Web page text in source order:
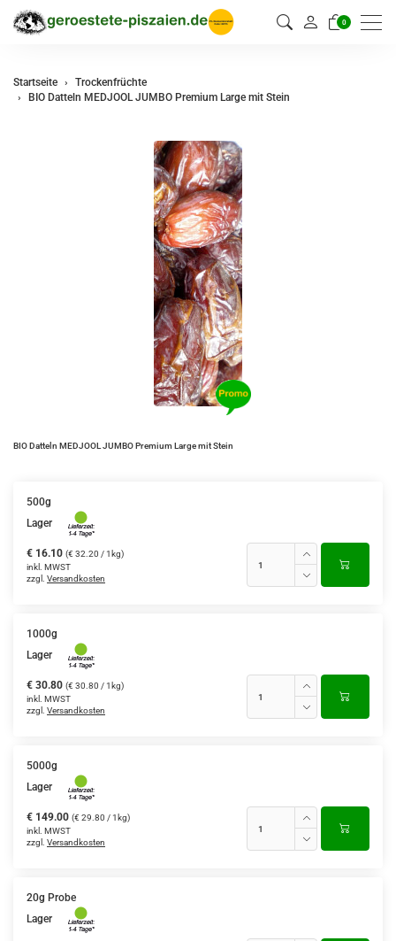
0
Startseite
Trockenfrüchte
BIO Datteln MEDJOOL JUMBO Premium Large mit Stein
BIO Datteln MEDJOOL JUMBO Premium Large mit Stein
500g
Lager
€ 16.10 (€ 32.20 / 1kg)
inkl. MWST
zzgl. Versandkosten
1000g
Lager
€ 30.80 (€ 30.80 / 1kg)
inkl. MWST
zzgl. Versandkosten
5000g
Lager
€ 149.00 (€ 29.80 / 1kg)
inkl. MWST
zzgl. Versandkosten
20g Probe
Lager